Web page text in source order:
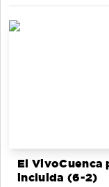
El VivoCuenca
incluida (6-2)